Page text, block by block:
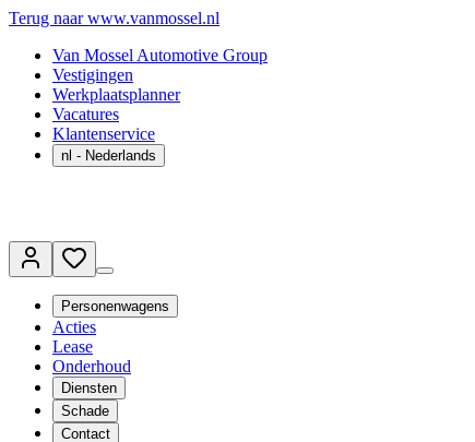
Terug naar www.vanmossel.nl
Van Mossel Automotive Group
Vestigingen
Werkplaatsplanner
Vacatures
Klantenservice
nl - Nederlands
Personenwagens
Acties
Lease
Onderhoud
Diensten
Schade
Contact